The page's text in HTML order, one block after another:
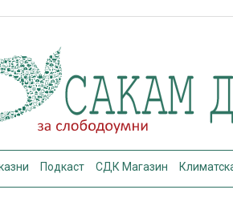
Подкаст СДК Магазин